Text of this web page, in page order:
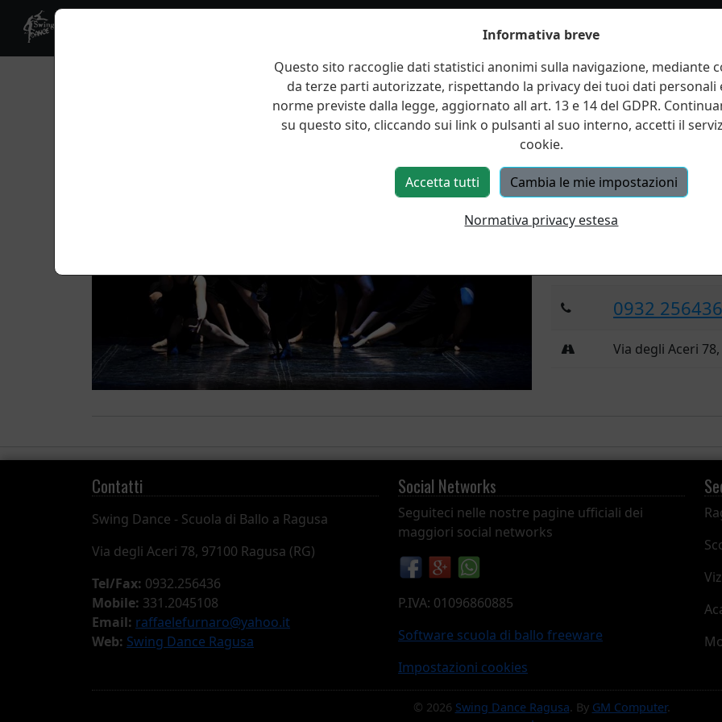
Informativa breve
Questo sito raccoglie dati statistici anonimi sulla navigazione, mediante
da terze parti autorizzate, rispettando la privacy dei tuoi dati personali
norme previste dalla legge, aggiornato all art. 13 e 14 del GDPR.
su questo sito, cliccando sui link o pulsanti al suo interno, accetti il
cookie.
Accetta tutti Cambia le mie impostazioni
Normativa privacy estesa
Danze coreografiche
Le gare di Choreographic
per l'assenza di tema/
tecnica coreografica. Sono
coreografia è l'arte di
la scena, per mezzo di
0932 256436
Via degli Aceri
Contatti
Swing Dance - Scuola di Ballo a Ragusa
Via degli Aceri 78, 97100 Ragusa (RG)
Tel/Fax: 0932.256436
Mobile: 331.2045108
Email: raffaelefurnaro@yahoo.it
Web: Swing Dance Ragusa
Social Networks
Seguiteci nelle nostre pagine ufficiali dei
maggiori social networks
P.IVA: 01096860885
Software scuola di ballo freeware
Impostazioni cookies
© 2026 Swing Dance Ragusa. By GM Computer.